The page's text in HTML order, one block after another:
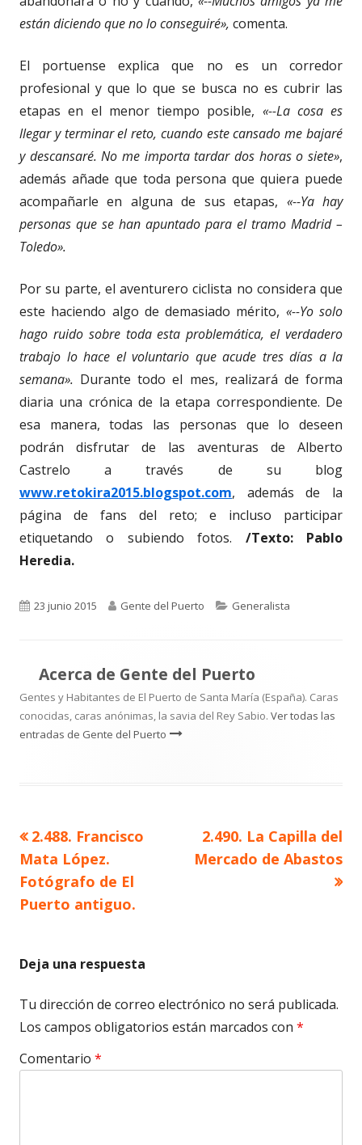
están diciendo que no lo conseguiré», comenta.
El portuense explica que no es un corredor
profesional y que lo que se busca no es cubrir las
etapas en el menor tiempo posible, «--La cosa es
llegar y terminar el reto, cuando este cansado me bajaré
y descansaré. No me importa tardar dos horas o siete»,
además añade que toda persona que quiera puede
acompañarle en alguna de sus etapas, «--Ya hay
personas que se han apuntado para el tramo Madrid –
Toledo».
Por su parte, el aventurero ciclista no considera que
este haciendo algo de demasiado mérito, «--Yo solo
hago ruido sobre toda esta problemática, el verdadero
trabajo lo hace el voluntario que acude tres días a la
semana». Durante todo el mes, realizará de forma
diaria una crónica de la etapa correspondiente. De
esa manera, todas las personas que lo deseen
podrán disfrutar de las aventuras de Alberto
Castrelo a través de su blog
www.retokira2015.blogspot.com, además de la
página de fans del reto; e incluso participar
etiquetando o subiendo fotos. /Texto: Pablo
Heredia.
Publicado
23 junio 2015 Autor
Gente del Puerto Categorías
Generalista
Acerca de Gente del Puerto
Gentes y Habitantes de El Puerto de Santa María (España). Caras
conocidas, caras anónimas, la savia del Rey Sabio. Ver todas las
entradas de Gente del Puerto
Navegación
de
entradas
Artículo
anterior
2.488. Francisco
Mata López.
Fotógrafo de El
Puerto antiguo.
Artículo
siguiente
2.490. La Capilla del
Mercado de Abastos
Deja una respuesta
Tu dirección de correo electrónico no será publicada.
Los campos obligatorios están marcados con *
Comentario *